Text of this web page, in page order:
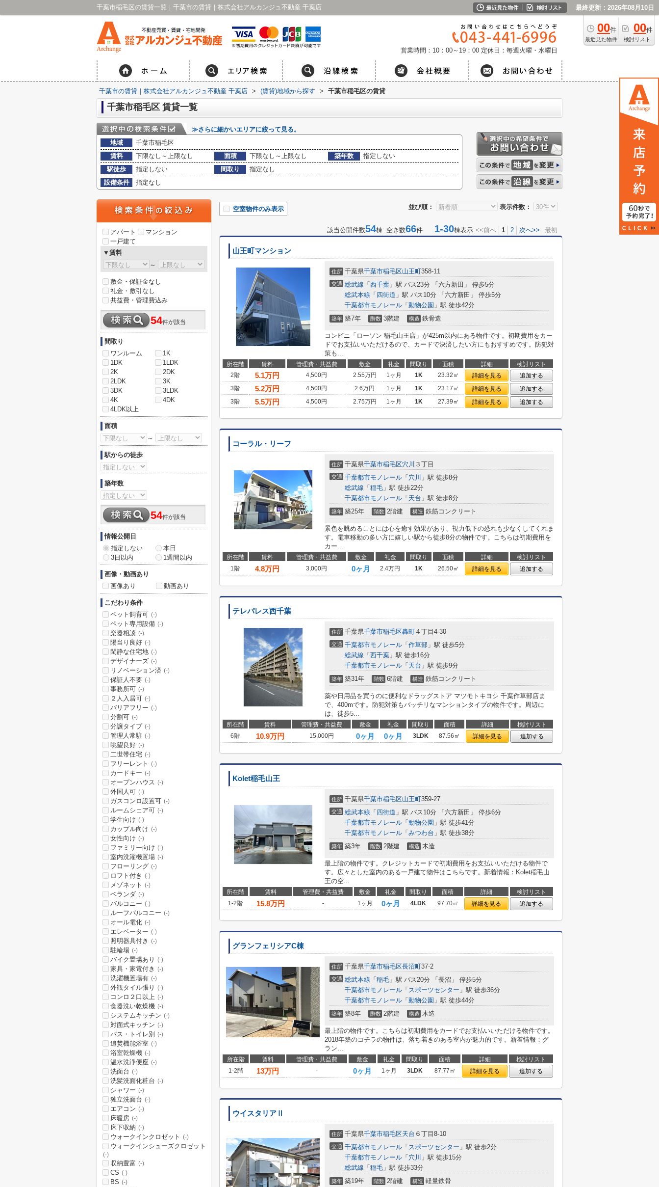
千葉市稲毛区の賃貸一覧｜千葉市の賃貸｜株式会社アルカンジュ不動産 千葉店 最終更新：2026年08月10日
00件
最近見た物件
00件
検討リスト
営業時間：10：00～19：00 定休日：毎週火曜・水曜日
千葉市の賃貸｜株式会社アルカンジュ不動産 千葉店 > (賃貸)地域から探す > 千葉市稲毛区の賃貸
千葉市稲毛区 賃貸一覧
≫さらに細かいエリアに絞って見る。
地域
千葉市稲毛区
賃料
下限なし～上限なし 面積 下限なし～上限なし 築年数
指定しない
駅徒歩
指定しない 間取り
指定なし
設備条件
指定なし
並び順： 表示件数：
空室物件のみ表示
該当公開件数54棟 空き数66件 1-30棟表示 <<前へ 1 2 次へ>> 最初
山王町マンション
住所 千葉県千葉市稲毛区山王町358-11
交通 総武線 「 西千葉 」駅 バス23分 「六方新田」 停歩5分
総武本線 「 四街道 」駅 バス10分 「六方新田」 停歩5分
千葉都市モノレール 「 動物公園 」駅 徒歩42分
築年 築7年 階数 3階建 構造 鉄骨造
コンビニ「ローソン 稲毛山王店」が425m以内にある物件です。初期費用をカー
ドでお支払いいただけるので、カードで決済したい方にもおすすめです。防犯対
策も...
所在階 賃料 管理費・共益費 敷金 礼金 間取り 面積 詳細
検討リスト
2階
5.1万円 4,500円 2.55万円 1ヶ月 1K 23.32㎡ 詳細を見る
追加する
3階
5.2万円 4,500円 2.6万円 1ヶ月 1K 23.17㎡ 詳細を見る
追加する
3階
5.5万円 4,500円 2.75万円 1ヶ月 1K 27.39㎡ 詳細を見る 追加する
コーラル・リーフ
住所 千葉県千葉市稲毛区穴川 ３丁目
交通 千葉都市モノレール 「 穴川 」駅 徒歩8分
総武線 「 稲毛 」駅 徒歩22分
千葉都市モノレール 「 天台 」駅 徒歩8分
築年 築25年 階数 2階建 構造 鉄筋コンクリート
景色を眺めることには心を癒す効果があり、視力低下の恐れも少なくしてくれま
す。電車移動の多い方に嬉しい駅から徒歩8分の物件です。こちらは初期費用を
カー...
所在階 賃料 管理費・共益費 敷金 礼金 間取り 面積 詳細
検討リスト
1階
4.8万円 3,000円 0ヶ月 2.4万円 1K 26.50㎡ 詳細を見る 追加する
テレパレス西千葉
住所 千葉県千葉市稲毛区轟町 ４丁目4-30
交通 千葉都市モノレール 「 作草部 」駅 徒歩5分
総武線 「 西千葉 」駅 徒歩16分
千葉都市モノレール 「 天台 」駅 徒歩9分
築年 築31年 階数 6階建 構造 鉄筋コンクリート
薬や日用品を買うのに便利なドラッグストア マツモトキヨシ 千葉作草部店ま
で、400mです。防犯対策もバッチリなマンションタイプの物件です。周辺に
は、徒歩5...
所在階 賃料 管理費・共益費 敷金 礼金 間取り 面積 詳細
検討リスト
6階
10.9万円 15,000円 0ヶ月 0ヶ月 3LDK 87.56㎡ 詳細を見る 追加する
Kolet稲毛山王
住所 千葉県千葉市稲毛区山王町359-27
交通 総武本線 「 四街道 」駅 バス10分 「六方新田」 停歩6分
千葉都市モノレール 「 動物公園 」駅 徒歩41分
千葉都市モノレール 「 みつわ台 」駅 徒歩38分
築年 築3年 階数 2階建 構造 木造
最上階の物件です。クレジットカードで初期費用をお支払いいただける物件で
す。広々とした室内のある一戸建て物件はこちらです。新着情報：Kolet稲毛山
王の空...
所在階 賃料 管理費・共益費 敷金 礼金 間取り 面積 詳細
検討リスト
1-2階
15.8万円 - 1ヶ月 0ヶ月 4LDK 97.70㎡ 詳細を見る 追加する
グランフェリシアC棟
住所 千葉県千葉市稲毛区長沼町37-2
交通 総武本線 「 稲毛 」駅 バス20分 「長沼」 停歩5分
千葉都市モノレール 「 スポーツセンター 」駅 徒歩36分
千葉都市モノレール 「 動物公園 」駅 徒歩44分
築年 築8年 階数 2階建 構造 木造
最上階の物件です。こちらは初期費用をカードでお支払いいただける物件です。
2018年築のコチラの物件は、落ち着きのある室内が魅力的です。新着情報：グ
ラン...
所在階 賃料 管理費・共益費 敷金 礼金 間取り 面積 詳細
検討リスト
1-2階
13万円 - 0ヶ月 1ヶ月 3LDK 87.77㎡ 詳細を見る 追加する
ウイスタリアⅡ
住所 千葉県千葉市稲毛区天台 ６丁目8-10
交通 千葉都市モノレール 「 スポーツセンター 」駅 徒歩2分
千葉都市モノレール 「 穴川 」駅 徒歩15分
総武線 「 稲毛 」駅 徒歩33分
築年 築19年 階数 2階建 構造 軽量鉄骨
アパート
マンション
一戸建て
▼賃料
～
敷金・保証金なし
礼金・敷引なし
共益費・管理費込み
54件が該当
間取り
ワンルーム
1K
1DK
1LDK
2K
2DK
2LDK
3K
3DK
3LDK
4K
4DK
4LDK以上
面積
～
駅からの徒歩
築年数
54件が該当
情報公開日
指定しない
本日
3日以内
1週間以内
画像・動画あり
画像あり
動画あり
こだわり条件
ペット飼育可 (-)
ペット専用設備 (-)
楽器相談 (-)
陽当り良好 (-)
閑静な住宅地 (-)
デザイナーズ (-)
リノベーション済 (-)
保証人不要 (-)
事務所可 (-)
２人入居可 (-)
バリアフリー (-)
分割可 (-)
分譲タイプ (-)
管理人常駐 (-)
眺望良好 (-)
二世帯住宅 (-)
フリーレント (-)
カードキー (-)
オープンハウス (-)
外国人可 (-)
ガスコンロ設置可 (-)
ルームシェア可 (-)
学生向け (-)
カップル向け (-)
女性向け (-)
ファミリー向け (-)
室内洗濯機置場 (-)
フローリング (-)
ロフト付き (-)
メゾネット (-)
ベランダ (-)
バルコニー (-)
ルーフバルコニー (-)
オール電化 (-)
エレベーター (-)
照明器具付き (-)
駐輪場 (-)
バイク置場あり (-)
家具・家電付き (-)
洗濯機置場有 (-)
外観タイル張り (-)
コンロ２口以上 (-)
食器洗い乾燥機 (-)
システムキッチン (-)
対面式キッチン (-)
バス・トイレ別 (-)
追焚機能浴室 (-)
浴室乾燥機 (-)
温水洗浄便座 (-)
洗面台 (-)
洗髪洗面化粧台 (-)
シャワー (-)
独立洗面台 (-)
エアコン (-)
床暖房 (-)
床下収納 (-)
ウォークインクロゼット (-)
ウォークインシューズクロゼット
(-)
収納豊富 (-)
CS (-)
BS (-)